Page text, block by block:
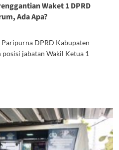
Waket 1 DPRD
Ada Apa?
DPRD Kabupaten
posisi jabatan Wakil Ketua 1